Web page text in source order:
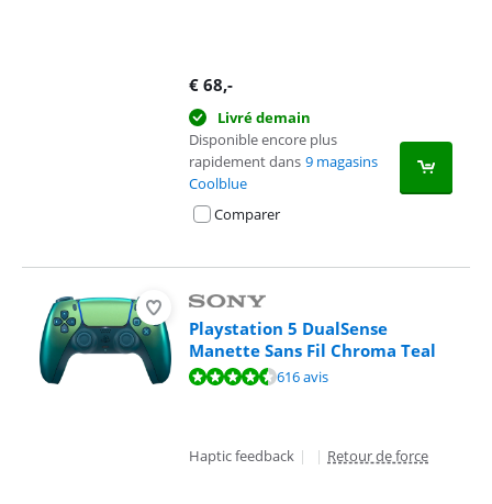
€ 68,-
Livré demain
Disponible encore plus
rapidement dans 9 magasins
Coolblue
Comparer
Playstation 5 DualSense
Manette Sans Fil Chroma Teal
La note est de 9,4 sur 10, basée sur 616 avis.
616 avis
Haptic feedback | | Retour de force